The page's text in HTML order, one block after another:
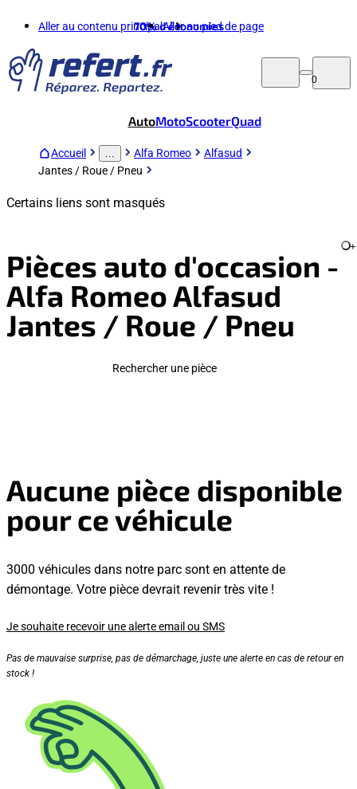
Aller au contenu principalAller au pied de page
70%d'économies
0
AutoMotoScooterQuad
Accueil Alfa Romeo
Alfasud
Jantes / Roue / Pneu
Certains liens sont masqués
Pièces auto d'occasion -
Alfa Romeo Alfasud
Jantes / Roue / Pneu
+
Rechercher une pièce
Aucune pièce disponible
pour ce véhicule
3000 véhicules dans notre parc sont en attente de
démontage. Votre pièce devrait revenir très vite !
Je souhaite recevoir une alerte email ou SMS
Pas de mauvaise surprise, pas de démarchage, juste une alerte en cas de retour en
stock !